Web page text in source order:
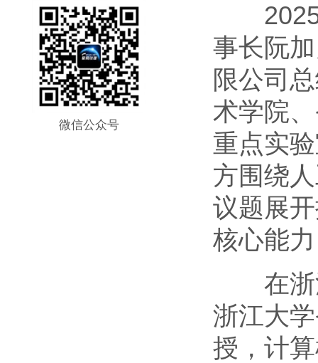
微信公众号
2025
事长阮
限公司
术学院
重点实
方围绕
议题展
核心能
在浙江
浙江大
授，计